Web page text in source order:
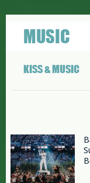
MUSIC
KISS & MUSIC